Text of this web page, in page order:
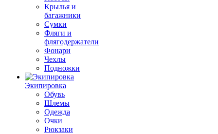
Крылья и
багажники
Сумки
Фляги и
флягодержатели
Фонари
Чехлы
Подножки
Экипировка
Обувь
Шлемы
Одежда
Очки
Рюкзаки